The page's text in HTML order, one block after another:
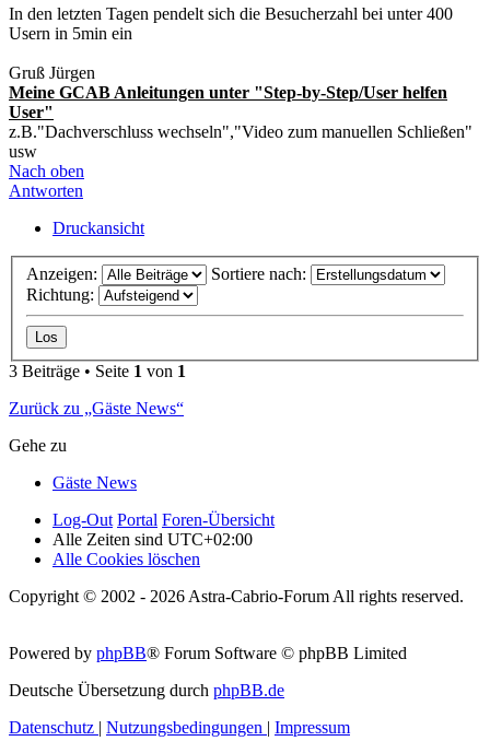
In den letzten Tagen pendelt sich die Besucherzahl bei unter 400
Usern in 5min ein
Gruß Jürgen
Meine GCAB Anleitungen unter "Step-by-Step/User helfen
User"
z.B."Dachverschluss wechseln","Video zum manuellen Schließen"
usw
Nach oben
Antworten
Druckansicht
Anzeigen:
Sortiere nach:
Richtung:
3 Beiträge • Seite 1 von 1
Zurück zu „Gäste News“
Gehe zu
Gäste News
Log-Out Portal Foren-Übersicht
Alle Zeiten sind UTC+02:00
Alle Cookies löschen
Copyright © 2002 - 2026 Astra-Cabrio-Forum All rights reserved.
Powered by phpBB® Forum Software © phpBB Limited
Deutsche Übersetzung durch phpBB.de
Datenschutz | Nutzungsbedingungen | Impressum